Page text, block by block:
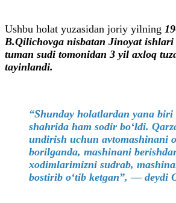
Ushbu holat yuzasidan joriy yilning
B.Qilichovga nisbatan Jinoyat ishlari
tuman sudi tomonidan 3 yil axloq
tayinlandi.
“Shunday holatlardan yana biri
shahrida ham sodir bo‘ldi.
undirish uchun avtomashinani
borilganda, mashinani
xodimlarimizni sudrab,
bostirib o‘tib ketgan”, — deydi